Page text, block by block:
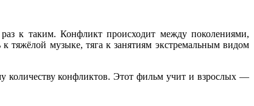
к таким. Конфликт происходит между поколениями,
музыке, тяга к занятиям экстремальным видом
количеству конфликтов. Этот фильм учит и взрослых —